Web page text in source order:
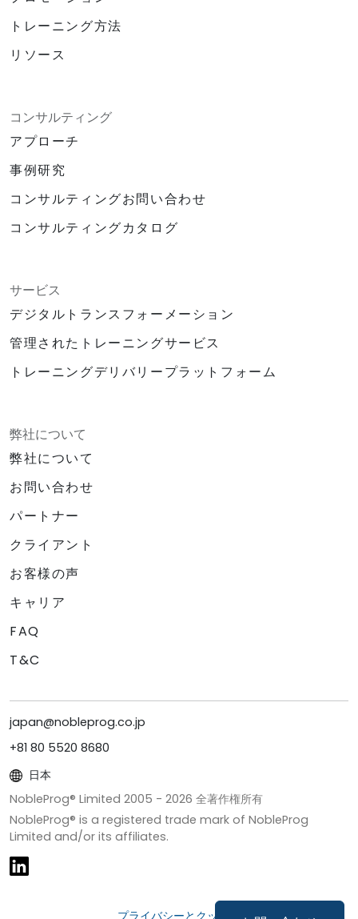
トレーニング方法
リソース
コンサルティング
アプローチ
事例研究
コンサルティングお問い合わせ
コンサルティングカタログ
サービス
デジタルトランスフォーメーション
管理されたトレーニングサービス
トレーニングデリバリープラットフォーム
弊社について
弊社について
お問い合わせ
パートナー
クライアント
お客様の声
キャリア
FAQ
T&C
japan@nobleprog.co.jp
+81 80 5520 8680
日本
NobleProg® Limited 2005 - 2026 全著作権所有
NobleProg® is a registered trade mark of NobleProg
Limited and/or its affiliates.